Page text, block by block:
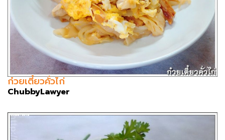
ก๋วยเตี๋ยวคั่วไก่
ChubbyLawyer